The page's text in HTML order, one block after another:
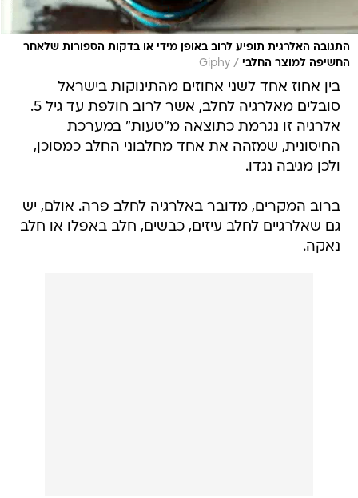
התגובה האלרגית תופיע לרוב באופן מידי או בדקות הספורות שלאחר
החשיפה למוצר החלבי /
Giphy
בין אחוז אחד לשני אחוזים מהתינוקות בישראל
סובלים מאלרגיה לחלב, אשר לרוב חולפת עד גיל 5.
אלרגיה זו נגרמת כתוצאה מ"טעות" במערכת
החיסונית, שמזהה את אחד מחלבוני החלב כמסוכן,
ולכן מגיבה נגדו.
ברוב המקרים, מדובר באלרגיה לחלב פרה. אולם, יש
גם שאלרגיים לחלב עיזים, כבשים, חלב באפלו או חלב
נאקה.